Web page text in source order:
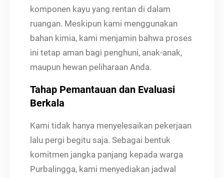
komponen kayu yang rentan di dalam
ruangan. Meskipun kami menggunakan
bahan kimia, kami menjamin bahwa proses
ini tetap aman bagi penghuni, anak-anak,
maupun hewan peliharaan Anda.
Tahap Pemantauan dan Evaluasi
Berkala
Kami tidak hanya menyelesaikan pekerjaan
lalu pergi begitu saja. Sebagai bentuk
komitmen jangka panjang kepada warga
Purbalingga, kami menyediakan jadwal